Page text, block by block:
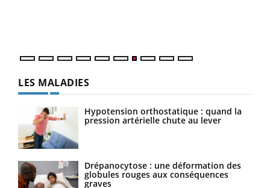
LES MALADIES
Hypotension orthostatique : quand la
pression artérielle chute au lever
Drépanocytose : une déformation des
globules rouges aux conséquences
graves